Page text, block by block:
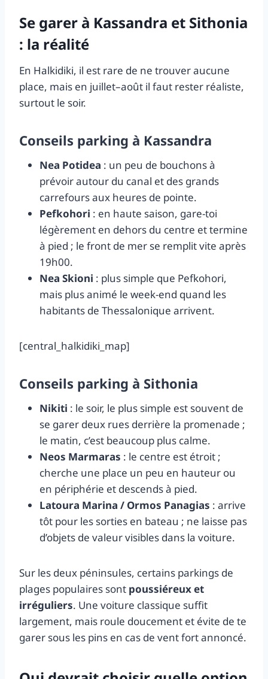
Se garer à Kassandra et Sithonia
: la réalité
En Halkidiki, il est rare de ne trouver aucune
place, mais en juillet–août il faut rester réaliste,
surtout le soir.
Conseils parking à Kassandra
Nea Potidea : un peu de bouchons à
prévoir autour du canal et des grands
carrefours aux heures de pointe.
Pefkohori : en haute saison, gare-toi
légèrement en dehors du centre et termine
à pied ; le front de mer se remplit vite après
19h00.
Nea Skioni : plus simple que Pefkohori,
mais plus animé le week-end quand les
habitants de Thessalonique arrivent.
[central_halkidiki_map]
Conseils parking à Sithonia
Nikiti : le soir, le plus simple est souvent de
se garer deux rues derrière la promenade ;
le matin, c’est beaucoup plus calme.
Neos Marmaras : le centre est étroit ;
cherche une place un peu en hauteur ou
en périphérie et descends à pied.
Latoura Marina / Ormos Panagias : arrive
tôt pour les sorties en bateau ; ne laisse pas
d’objets de valeur visibles dans la voiture.
Sur les deux péninsules, certains parkings de
plages populaires sont poussiéreux et
irréguliers. Une voiture classique suffit
largement, mais roule doucement et évite de te
garer sous les pins en cas de vent fort annoncé.